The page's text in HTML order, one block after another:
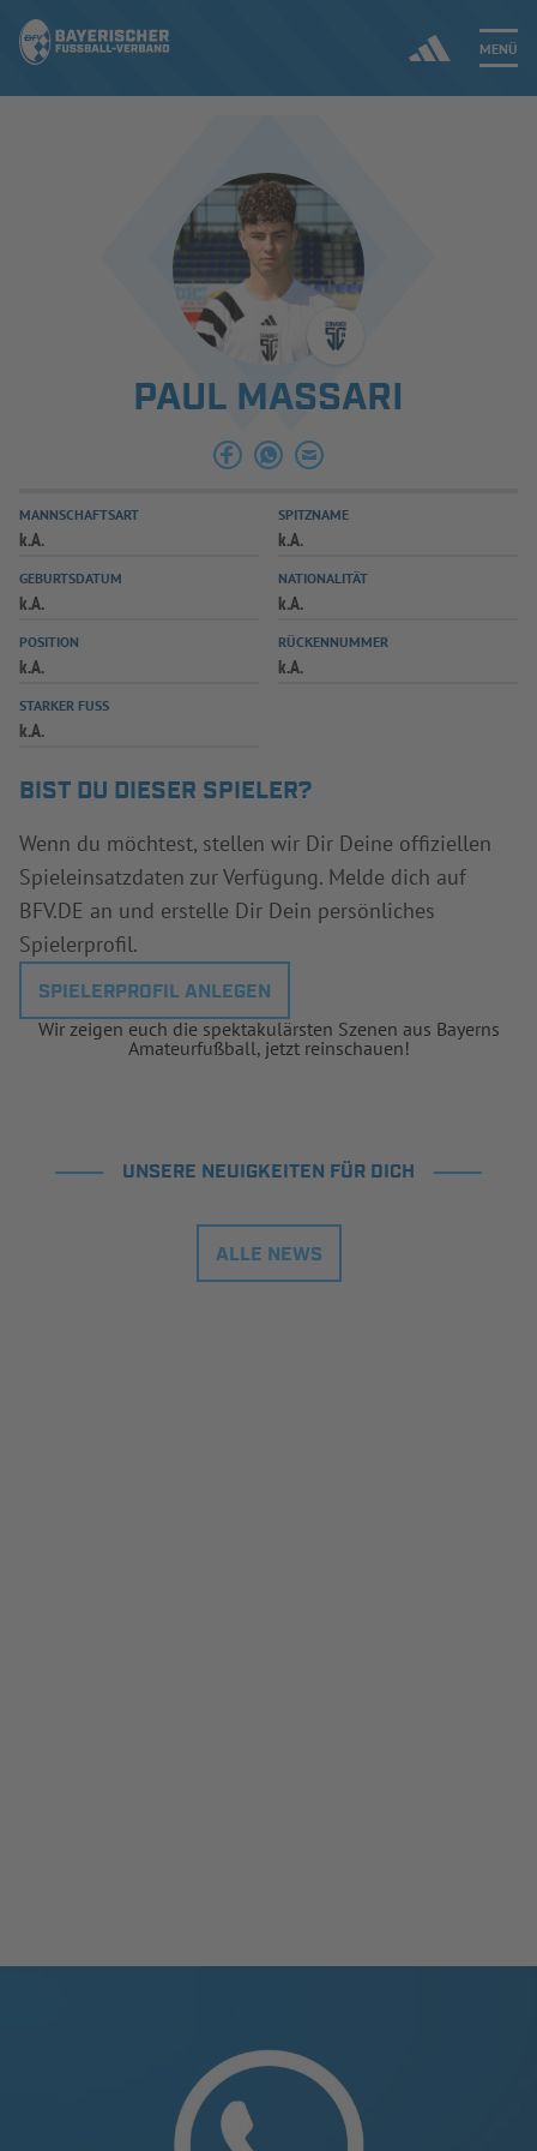
MENÜ
ERGEBNISSE & WETTBEWERBE
SPIELBETRIEB & VERBANDSLEBEN
AUSBILDUNG & FÖRDERUNG
SPIELPLUS
PAUL MASSARI
MANNSCHAFTSART
k.A.
SPITZNAME
k.A.
GEBURTSDATUM
k.A.
NATIONALITÄT
k.A.
POSITION
k.A.
RÜCKENNUMMER
k.A.
STARKER FUSS
k.A.
BIST DU DIESER SPIELER?
Wenn du möchtest, stellen wir Dir Deine offiziellen
Spieleinsatzdaten zur Verfügung. Melde dich auf
BFV.DE an und erstelle Dir Dein persönliches
Spielerprofil.
SPIELERPROFIL ANLEGEN
Wir zeigen euch die spektakulärsten Szenen aus Bayerns
Amateurfußball, jetzt reinschauen!
UNSERE NEUIGKEITEN FÜR DICH
ALLE NEWS